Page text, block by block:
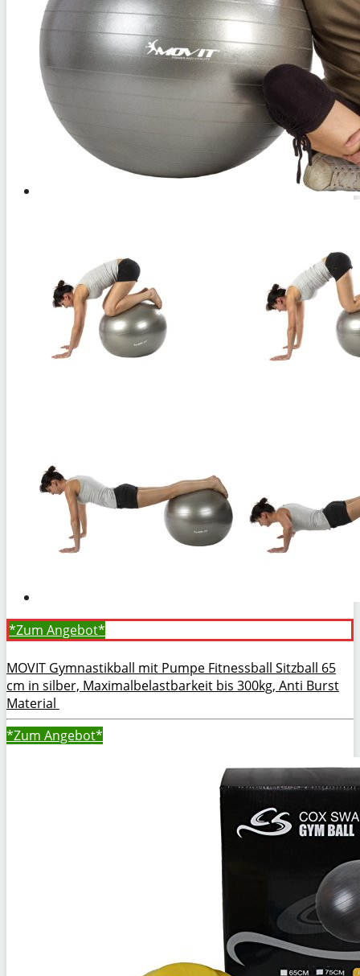
*Zum Angebot*
MOVIT Gymnastikball mit Pumpe Fitnessball Sitzball 65
cm in silber, Maximalbelastbarkeit bis 300kg, Anti Burst
Material
*Zum Angebot*